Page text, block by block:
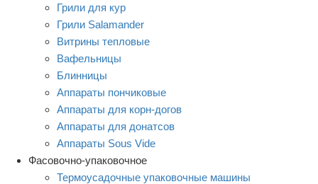
Грили для кур
Грили Salamander
Витрины тепловые
Вафельницы
Блинницы
Аппараты пончиковые
Аппараты для корн-догов
Аппараты для донатсов
Аппараты Sous Vide
Фасовочно-упаковочное
Термоусадочные упаковочные машины